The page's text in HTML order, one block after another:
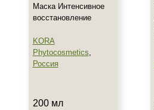
Показать еще
Для женщин
Пилинг
Маска Интенсивное
восстановление
KORA
Phytocosmetics,
Россия
200 мл